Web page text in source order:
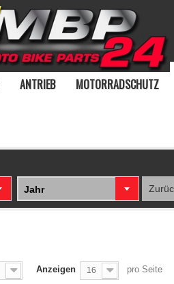
ANTRIEB MOTORRADSCHUTZ
Jahr
Anzeigen 16 pro Seite